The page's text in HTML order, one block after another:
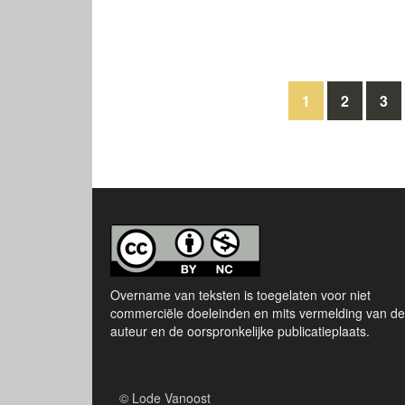
1 2 3
Overname van teksten is toegelaten voor niet
commerciële doeleinden en mits vermelding van de
auteur en de oorspronkelijke publicatieplaats.
© Lode Vanoost